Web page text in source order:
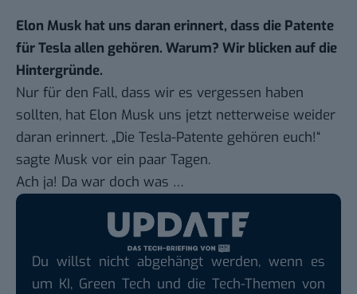
Elon Musk hat uns daran erinnert, dass die Patente
für Tesla allen gehören. Warum? Wir blicken auf die
Hintergründe.
Nur für den Fall, dass wir es vergessen haben
sollten, hat Elon Musk uns jetzt netterweise weider
daran erinnert. „Die Tesla-Patente gehören euch!“
sagte Musk vor ein paar Tagen.
Ach ja! Da war doch was …
Du willst nicht abgehängt werden, wenn es
um KI, Green Tech und die Tech-Themen von